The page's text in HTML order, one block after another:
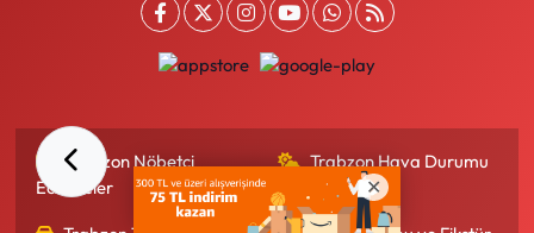
Trabzon Nöbetçi
Eczaneler
Trabzon Hava Durumu